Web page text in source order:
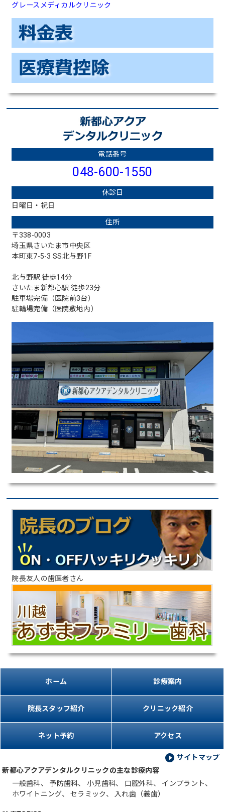
グレースメディカルクリニック
電話番号
048-600-1550
休診日
日曜日・祝日
住所
〒338-0003
埼玉県さいたま市中央区
本町東7-5-3 SS北与野1F
北与野駅 徒歩14分
さいたま新都心駅 徒歩23分
駐車場完備（医院前3台）
駐輪場完備（医院敷地内）
院長友人の歯医者さん
ホーム 診療案内
院長スタッフ紹介 クリニック紹介
ネット予約 アクセス
サイトマップ
新都心アクアデンタルクリニックの主な診療内容
一般歯科、
予防歯科、 小児歯科、 口腔外科、
インプラント、
ホワイトニング、
セラミック、 入れ歯（義歯）